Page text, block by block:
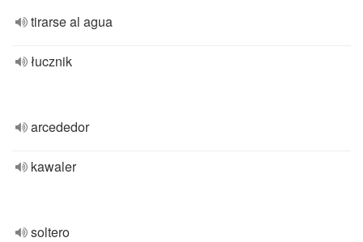
tirarse al agua
łucznik
arcededor
kawaler
soltero